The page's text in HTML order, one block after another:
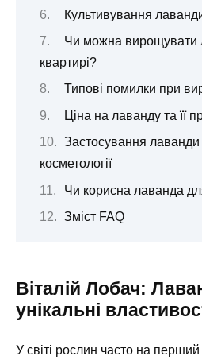
Культивування
Чи можна вирощувати
квартирі?
Типові помилки при
Ціна на лаванду та її
Застосування лаванди
косметології
Чи корисна лаванда
Зміст FAQ
Віталій Лобач:
унікальні
У світі рослин часто на перший